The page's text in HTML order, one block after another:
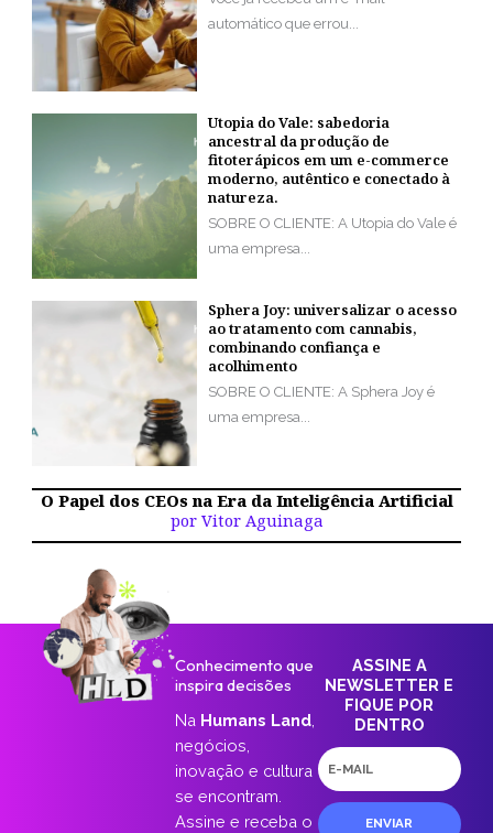
automático que errou...
Utopia do Vale: sabedoria
ancestral da produção de
fitoterápicos em um e-commerce
moderno, autêntico e conectado à
natureza.
SOBRE O CLIENTE: A Utopia do Vale é
uma empresa...
Sphera Joy: universalizar o acesso
ao tratamento com cannabis,
combinando confiança e
acolhimento
SOBRE O CLIENTE: A Sphera Joy é
uma empresa...
O Papel dos CEOs na Era da Inteligência Artificial
por Vitor Aguinaga
Conhecimento que
inspira decisões
Na Humans Land
negócios,
inovação e cultura
se encontram.
Assine e receba o
ASSINE A
NEWSLETTER E
FIQUE POR
DENTRO
E-
mail
ENVIAR